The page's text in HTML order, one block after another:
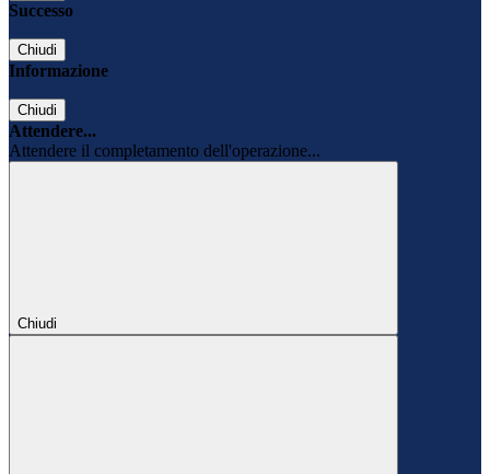
Successo
Chiudi
Informazione
Chiudi
Attendere...
Attendere il completamento dell'operazione...
Chiudi